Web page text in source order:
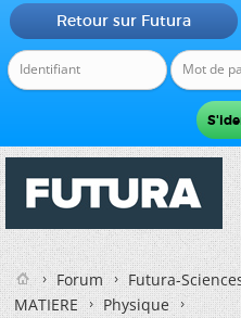
Retour sur Futura
Forum
Futura-
MATIERE
Physique